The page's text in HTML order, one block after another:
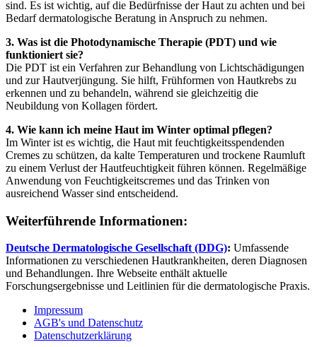
sind. Es ist wichtig, auf die Bedürfnisse der Haut zu achten und bei
Bedarf dermatologische Beratung in Anspruch zu nehmen.
3. Was ist die Photodynamische Therapie (PDT) und wie
funktioniert sie?
Die PDT ist ein Verfahren zur Behandlung von Lichtschädigungen
und zur Hautverjüngung. Sie hilft, Frühformen von Hautkrebs zu
erkennen und zu behandeln, während sie gleichzeitig die
Neubildung von Kollagen fördert.
4. Wie kann ich meine Haut im Winter optimal pflegen?
Im Winter ist es wichtig, die Haut mit feuchtigkeitsspendenden
Cremes zu schützen, da kalte Temperaturen und trockene Raumluft
zu einem Verlust der Hautfeuchtigkeit führen können. Regelmäßige
Anwendung von Feuchtigkeitscremes und das Trinken von
ausreichend Wasser sind entscheidend.
Weiterführende Informationen:
Deutsche Dermatologische Gesellschaft (DDG): Umfassende
Informationen zu verschiedenen Hautkrankheiten, deren Diagnosen
und Behandlungen. Ihre Webseite enthält aktuelle
Forschungsergebnisse und Leitlinien für die dermatologische Praxis.
Impressum
AGB's und Datenschutz
Datenschutzerklärung